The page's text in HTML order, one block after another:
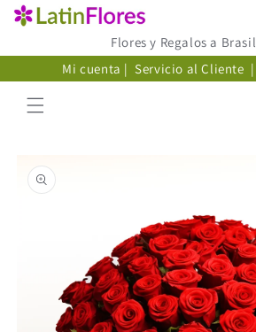
directamente
Flores y Regalos a Brasil
Mi cuenta | Servicio al Cliente |
información